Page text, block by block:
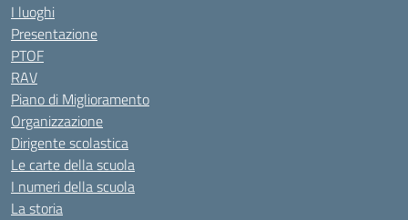
I luoghi
Presentazione
PTOF
RAV
Piano di Miglioramento
Organizzazione
Dirigente scolastica
Le carte della scuola
I numeri della scuola
La storia